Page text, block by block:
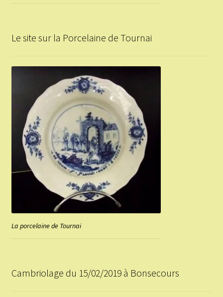
Le site sur la Porcelaine de Tournai
La porcelaine de Tournai
Cambriolage du 15/02/2019 à Bonsecours